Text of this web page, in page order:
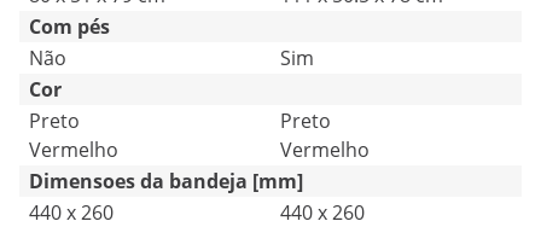
Com pés
Não
Sim
Cor
Preto
Vermelho
Preto
Vermelho
Dimensoes da bandeja [mm]
440 x 260
440 x 260